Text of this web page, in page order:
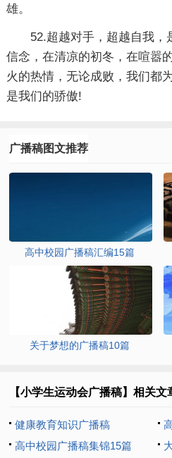
雄。
52.超越对手，超越自我，
信念，在清凉的初冬，在喧嚣
火的热情，无论成败，我们都
是我们的骄傲!
广播稿图文推荐
高中校园广播稿汇编15篇
关于梦想的广播稿10篇
【小学生运动会广播稿】相关文
健康教育知识广播稿
高中校园广播稿集锦15篇